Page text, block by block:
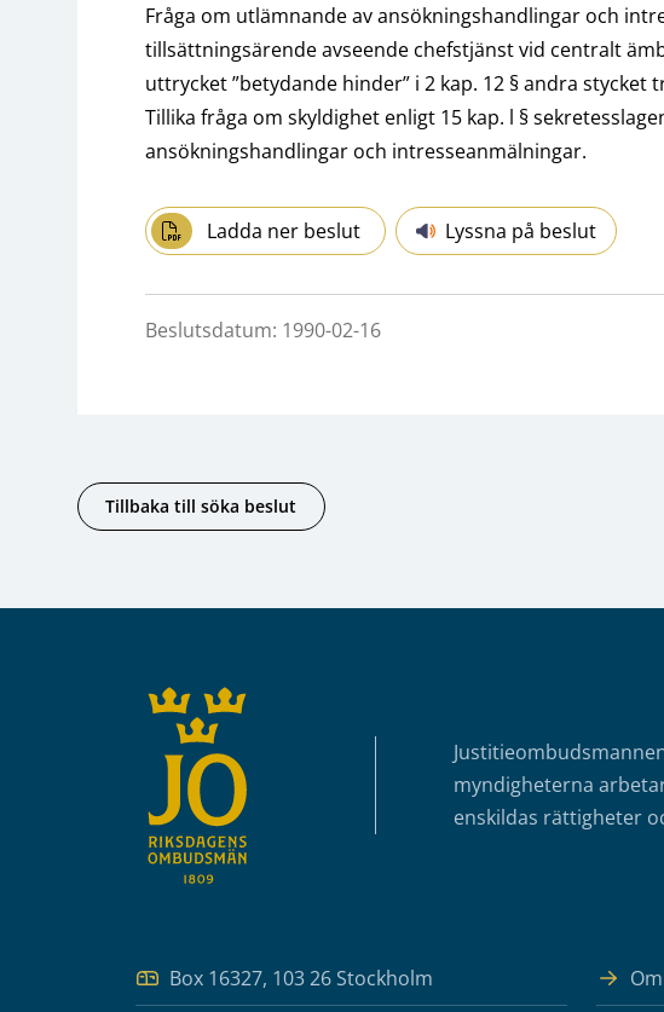
Fråga om utlämnande av ansökningshandlingar och
tillsättningsärende avseende chefstjänst vid centralt
uttrycket ”betydande hinder” i 2 kap. 12 § andra
Tillika fråga om skyldighet enligt 15 kap. l §
ansökningshandlingar och intresseanmälningar.
Ladda ner beslut Lyssna på beslut
Beslutsdatum: 1990-02-16
Tillbaka till söka beslut
myndigheterna
enskildas rättigheter
Box 16327, 103 26 Stockholm